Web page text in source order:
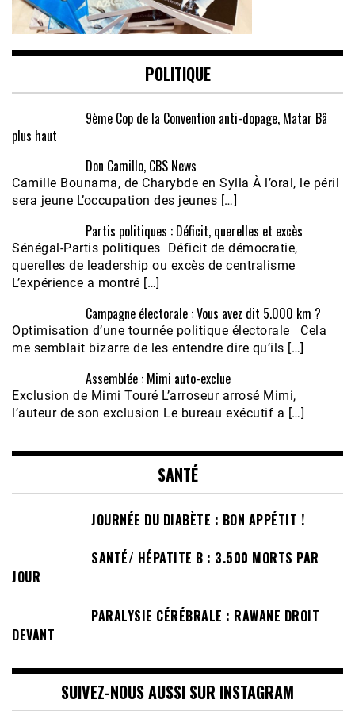
POLITIQUE
9ème Cop de la Convention anti-dopage, Matar Bâ
plus haut
Don Camillo, CBS News
Camille Bounama, de Charybde en Sylla À l’oral, le péril
sera jeune L’occupation des jeunes […]
Partis politiques : Déficit, querelles et excès
Sénégal-Partis politiques Déficit de démocratie,
querelles de leadership ou excès de centralisme
L’expérience a montré […]
Campagne électorale : Vous avez dit 5.000 km ?
Optimisation d’une tournée politique électorale Cela
me semblait bizarre de les entendre dire qu’ils […]
Assemblée : Mimi auto-exclue
Exclusion de Mimi Touré L’arroseur arrosé Mimi,
l’auteur de son exclusion Le bureau exécutif a […]
SANTÉ
JOURNÉE DU DIABÈTE : BON APPÉTIT !
SANTÉ/ HÉPATITE B : 3.500 MORTS PAR
JOUR
PARALYSIE CÉRÉBRALE : RAWANE DROIT
DEVANT
SUIVEZ-NOUS AUSSI SUR INSTAGRAM